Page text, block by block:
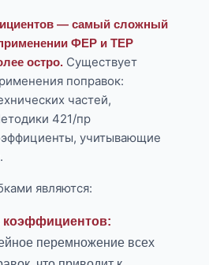
— самый сложный
ФЕР и ТЕР
остро. Существует
поправок:
частей,
421/пр
учитывающие
являются:
коэффициентов:
перемножение всех